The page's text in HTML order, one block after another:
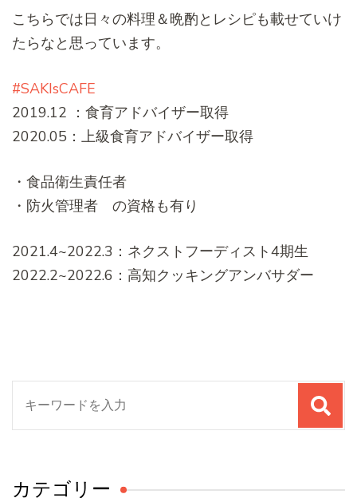
こちらでは日々の料理＆晩酌とレシピも載せていけ
たらなと思っています。
#SAKIsCAFE
2019.12 ：食育アドバイザー取得
2020.05：上級食育アドバイザー取得
・食品衛生責任者
・防火管理者 の資格も有り
2021.4~2022.3：ネクストフーディスト4期生
2022.2~2022.6：高知クッキングアンバサダー
カテゴリー